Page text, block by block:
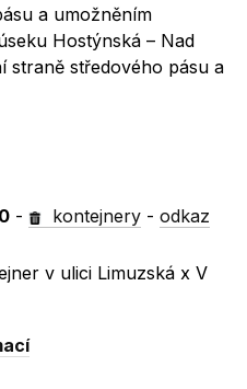
a umožněním
Hostýnská – Nad
straně středového pásu a
- kontejnery -odkaz
v ulici Limuzská x V